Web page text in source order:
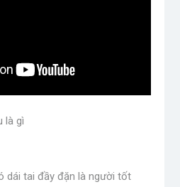
là gì
dái tai đầy đặn là người tốt